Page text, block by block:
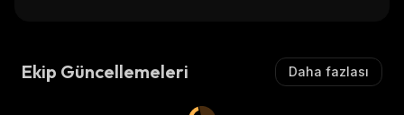
Ekip Güncellemeleri Daha fazlası